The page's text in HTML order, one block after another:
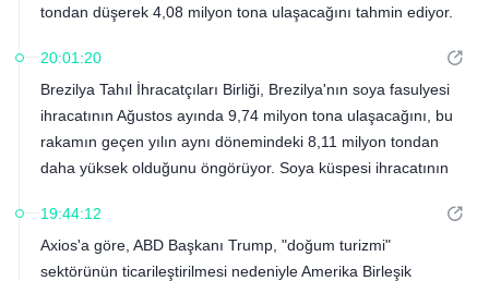
tondan düşerek 4,08 milyon tona ulaşacağını tahmin ediyor.
20:01:20
Brezilya Tahıl İhracatçıları Birliği, Brezilya'nın soya fasulyesi
ihracatının Ağustos ayında 9,74 milyon tona ulaşacağını, bu
rakamın geçen yılın aynı dönemindeki 8,11 milyon tondan
daha yüksek olduğunu öngörüyor. Soya küspesi ihracatının
da geçen yılın aynı dönemindeki 2,02 milyon tondan daha
yüksek bir rakam.
19:44:12
Axios'a göre, ABD Başkanı Trump, "doğum turizmi"
sektörünün ticarileştirilmesi nedeniyle Amerika Birleşik